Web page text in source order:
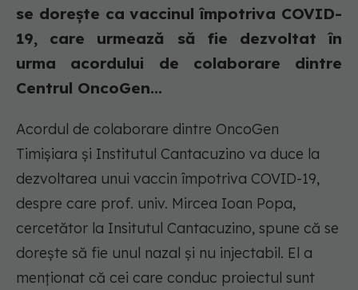
se doreşte ca vaccinul împotriva COVID-
19, care urmează să fie dezvoltat în
urma acordului de colaborare dintre
Centrul OncoGen...
Acordul de colaborare dintre OncoGen
Timișiara și Institutul Cantacuzino va duce la
dezvoltarea unui vaccin împotriva COVID-19,
despre care prof. univ. Mircea Ioan Popa,
cercetător la Insitutul Cantacuzino, spune că se
dorește să fie unul nazal și nu injectabil. El a
menționat că cei care conduc proiectul sunt